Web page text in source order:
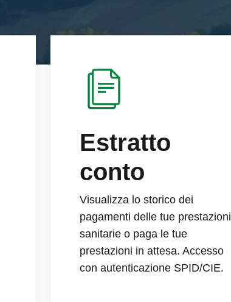
Estratto
conto
Visualizza lo storico dei
pagamenti delle tue prestazioni
sanitarie o paga le tue
prestazioni in attesa. Accesso
con autenticazione SPID/CIE.